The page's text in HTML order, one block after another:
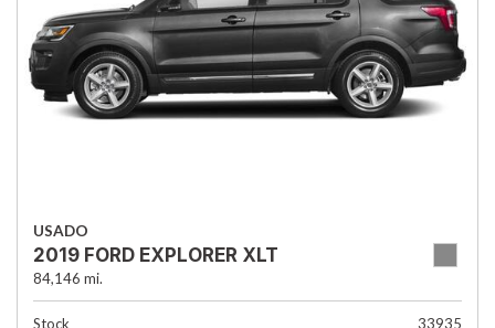
USADO
2019 FORD EXPLORER XLT
84,146 mi.
Stock
33935